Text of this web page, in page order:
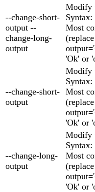
--change-short-
output --
change-long-
output
Modify
Syntax:
Most
'Ok' or
--change-short-
output
Modify
Syntax:
Most
'Ok' or
--change-long-
output
Modify
Syntax:
Most
'Ok' or